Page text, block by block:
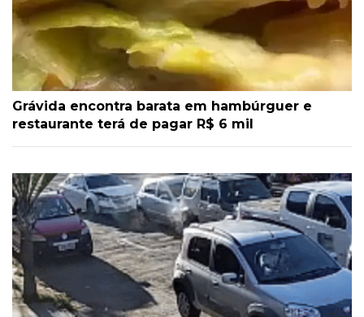
Grávida encontra barata em hambúrguer e
restaurante terá de pagar R$ 6 mil